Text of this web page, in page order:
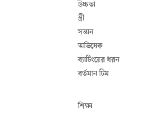
উচ্চতা
স্ত্রী
সন্তান
অভিষেক
ব্যাটিংয়ের ধরন
বর্তমান টিম
শিক্ষা